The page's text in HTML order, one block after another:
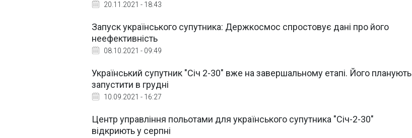
20.11.2021 - 18:43
Запуск українського супутника: Держкосмос спростовує дані про його
неефективність
08.10.2021 - 09:49
Український супутник "Січ 2-30" вже на завершальному етапі. Його планують
запустити в грудні
10.09.2021 - 16:27
Центр управління польотами для українського супутника "Січ-2-30"
відкриють у серпні